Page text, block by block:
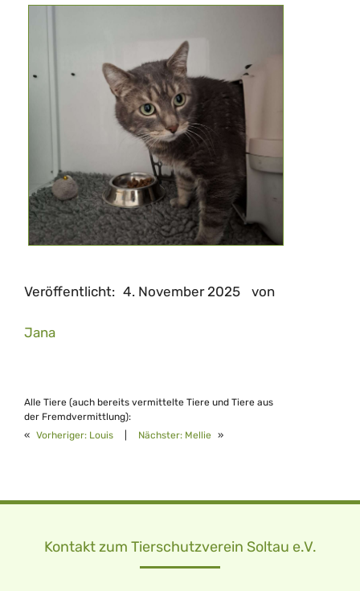
Veröffentlicht: 4. November 2025 von
Jana
Alle Tiere (auch bereits vermittelte Tiere und Tiere aus
der Fremdvermittlung):
« Vorheriger: Louis Nächster: Mellie »
Kontakt zum Tierschutzverein Soltau e.V.